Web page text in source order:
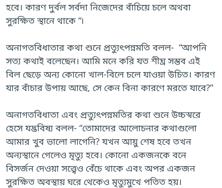
হবে। কারণ দুর্বল সর্বদা নিজেদের বাঁচিয়ে চলে অথবা
সুরক্ষিত স্থানে থাকে “৷
অনাগতবিধাতার কথা শুনে প্রত্যুৎপন্নমতি বলল- “আপনি
সত্য কথাই বলেছেন। আমি মনে করি যত শীঘ্র সম্ভব এই
বিল ছেড়ে অন্য কোনো খাল-বিলে চলে যাওয়া উচিত। কারণ
যার বাঁচার উপায় আছে, সে কেন বিনা কারণে মরতে যাবে?”
অনাগতবিধাতা এবং প্রত্যুৎপন্নমতির কথা শুনে উচ্চস্বরে
হেসে যদ্ভবিষ্য বলল- “তোমাদের আলোচনার কথাগুলো
আমার খুব ভালো লাগেনি? যখন আয়ু শেষ হবে তখন
অন্যস্থানে গেলেও মৃত্যু হবে। কোনো একজনকে বনে
বিসর্জন দেওয়া সত্ত্বেও বেঁচে থাকে এবং অপর একজন
সুরক্ষিত অবস্থায় ঘরে থেকেও মৃত্যুমুখে পতিত হয়।